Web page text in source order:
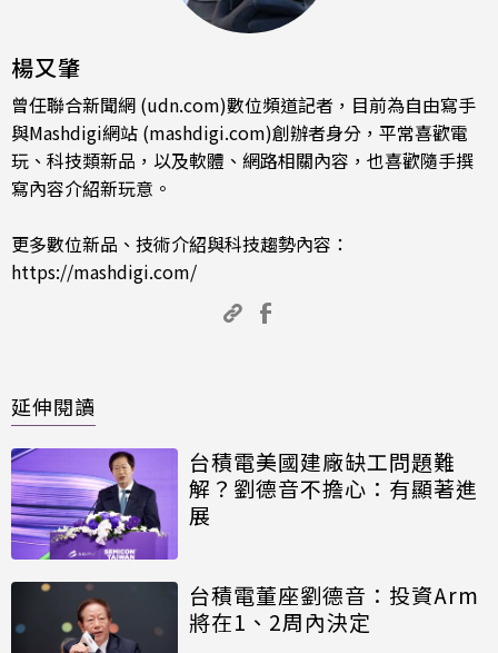
楊又肇
曾任聯合新聞網 (udn.com)數位頻道記者，目前為自由寫手
與Mashdigi網站 (mashdigi.com)創辦者身分，平常喜歡電
玩、科技類新品，以及軟體、網路相關內容，也喜歡隨手撰
寫內容介紹新玩意。
更多數位新品、技術介紹與科技趨勢內容：
https://mashdigi.com/
延伸閱讀
台積電美國建廠缺工問題難
解？劉德音不擔心：有顯著進
展
台積電董座劉德音：投資Arm
將在1、2周內決定